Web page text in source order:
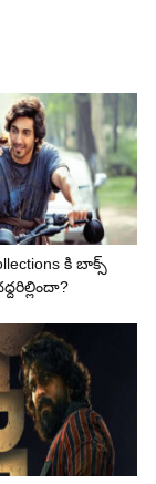
కి బాక్స్